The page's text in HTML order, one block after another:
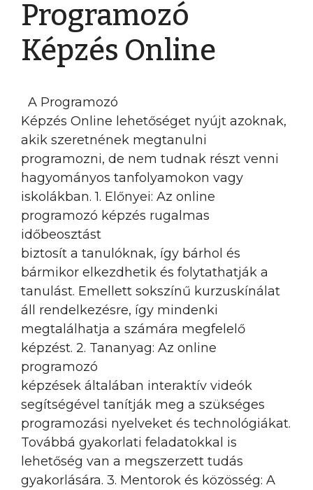
Programozó
Képzés Online
A Programozó
Képzés Online lehetőséget nyújt azoknak,
akik szeretnének megtanulni
programozni, de nem tudnak részt venni
hagyományos tanfolyamokon vagy
iskolákban. 1. Előnyei: Az online
programozó képzés rugalmas
időbeosztást
biztosít a tanulóknak, így bárhol és
bármikor elkezdhetik és folytathatják a
tanulást. Emellett sokszínű kurzuskínálat
áll rendelkezésre, így mindenki
megtalálhatja a számára megfelelő
képzést. 2. Tananyag: Az online
programozó
képzések általában interaktív videók
segítségével tanítják meg a szükséges
programozási nyelveket és technológiákat.
Továbbá gyakorlati feladatokkal is
lehetőség van a megszerzett tudás
gyakorlására. 3. Mentorok és közösség: A